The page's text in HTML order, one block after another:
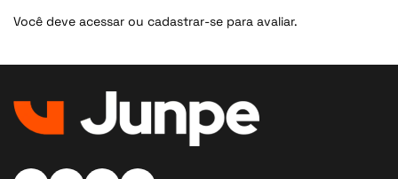
Você deve acessar ou cadastrar-se para avaliar.